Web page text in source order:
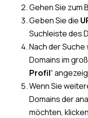
Gehen Sie zum
Geben Sie die
Suchleiste des
Nach der
Domains im
Profil“
Wenn Sie
Domains der
möchten,